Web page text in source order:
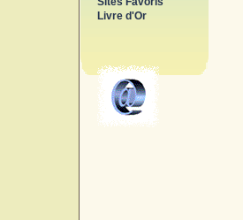
Livre d'Or